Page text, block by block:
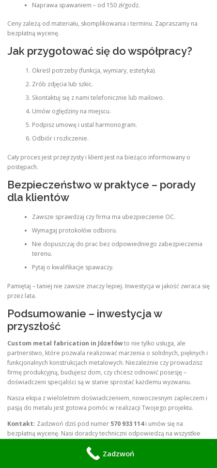
Naprawa spawaniem – od 150 zł/godz.
Ceny zależą od materiału, skomplikowania i terminu. Zapraszamy na
bezpłatną wycenę.
Jak przygotować się do współpracy?
Określ potrzeby (funkcja, wymiary, estetyka).
Zrób zdjęcia lub szkic.
Skontaktuj się z nami telefonicznie lub mailowo.
Umów oględziny na miejscu.
Podpisz umowę i ustal harmonogram.
Odbiór i rozliczenie.
Cały proces jest przejrzysty i klient jest na bieżąco informowany o
postępach.
Bezpieczeństwo w praktyce – porady
dla klientów
Zawsze sprawdzaj czy firma ma ubezpieczenie OC.
Wymagaj protokołów odbioru.
Nie dopuszczaj do prac bez odpowiedniego zabezpieczenia
terenu.
Pytaj o kwalifikacje spawaczy.
Pamiętaj – taniej nie zawsze znaczy lepiej. Inwestycja w jakość zwraca się
przez lata.
Podsumowanie – inwestycja w
przyszłość
Custom metal fabrication in Józefówto nie tylko usługa, ale
partnerstwo, które pozwala realizować marzenia o solidnych, pięknych i
funkcjonalnych konstrukcjach metalowych. Niezależnie czy prowadzisz
firmę produkcyjną, budujesz dom, czy chcesz odnowić posesję –
doświadczeni specjaliści są w stanie sprostać każdemu wyzwaniu.
Nasza ekipa z wieloletnim doświadczeniem, nowoczesnym zapleczem i
pasją do metalu jest gotowa pomóc w realizacji Twojego projektu.
Kontakt: Zadzwoń dziś pod numer 570 933 114i umów się na
bezpłatną wycenę. Nasi doradcy techniczni odpowiedzą na wszystkie
Nie czekaj – solidne rozwiązania metalowe zaczynają się od dobrego
Zadzwoń